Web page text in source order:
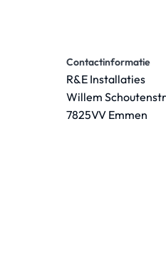
Contactinformatie
R&E Installaties
Willem
7825VV Emmen